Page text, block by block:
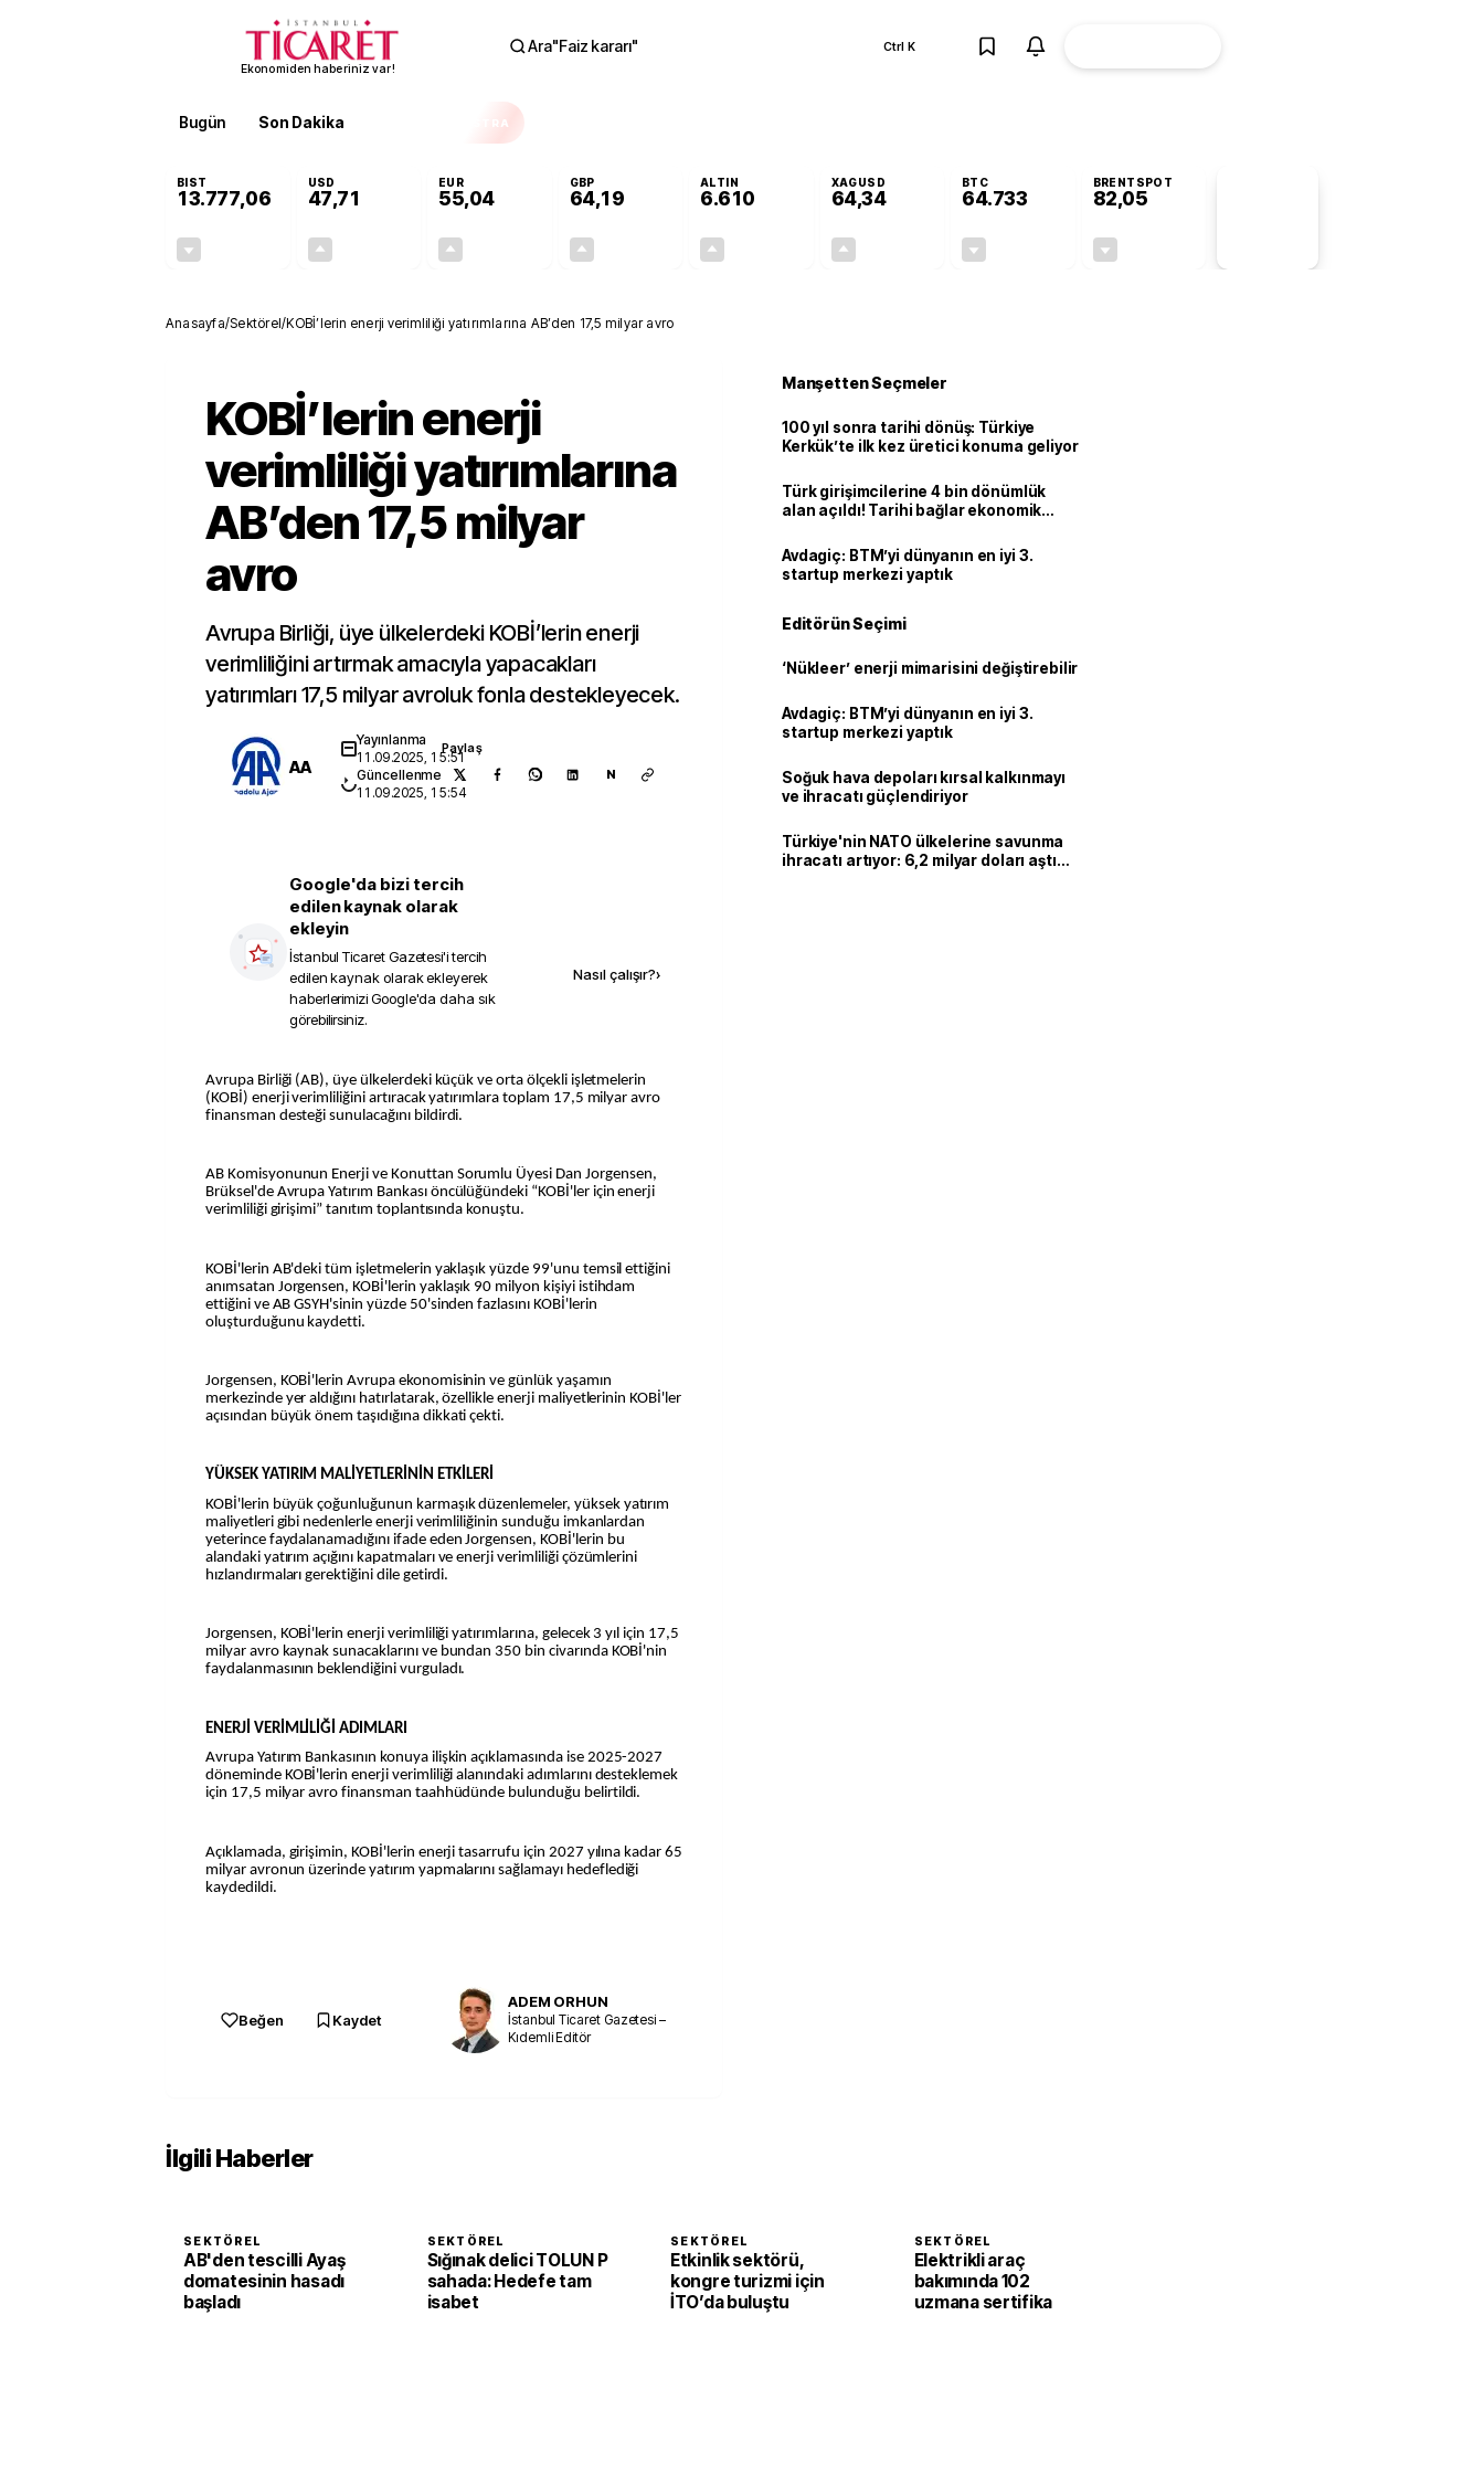
Ekonomiden haberiniz var!
Ara"Faiz kararı" Ctrl K
Bugün Son Dakika EKSTRA
BIST
13.777,06
USD
47,71
EUR
55,04
GBP
64,19
ALTIN
6.610
XAGUSD
64,34
BTC
64.733
BRENTSPOT
82,05
Anasayfa/Sektörel/KOBİ’lerin enerji verimliliği yatırımlarına AB’den 17,5 milyar avro
KOBİ’lerin enerji
verimliliği yatırımlarına
AB’den 17,5 milyar
avro
Avrupa Birliği, üye ülkelerdeki KOBİ’lerin enerji
verimliliğini artırmak amacıyla yapacakları
yatırımları 17,5 milyar avroluk fonla destekleyecek.
AA
Yayınlanma
11.09.2025, 15:51
Güncellenme
11.09.2025, 15:54
Paylaş
N
Google'da bizi tercih
edilen kaynak olarak
ekleyin
İstanbul Ticaret Gazetesi'i tercih
edilen kaynak olarak ekleyerek
haberlerimizi Google'da daha sık
görebilirsiniz.
Nasıl çalışır?›
Avrupa Birliği (AB), üye ülkelerdeki küçük ve orta ölçekli işletmelerin
(KOBİ) enerji verimliliğini artıracak yatırımlara toplam 17,5 milyar avro
finansman desteği sunulacağını bildirdi.
AB Komisyonunun Enerji ve Konuttan Sorumlu Üyesi Dan Jorgensen,
Brüksel'de Avrupa Yatırım Bankası öncülüğündeki “KOBİ'ler için enerji
verimliliği girişimi” tanıtım toplantısında konuştu.
KOBİ'lerin AB'deki tüm işletmelerin yaklaşık yüzde 99'unu temsil ettiğini
anımsatan Jorgensen, KOBİ'lerin yaklaşık 90 milyon kişiyi istihdam
ettiğini ve AB GSYH'sinin yüzde 50'sinden fazlasını KOBİ'lerin
oluşturduğunu kaydetti.
Jorgensen, KOBİ'lerin Avrupa ekonomisinin ve günlük yaşamın
merkezinde yer aldığını hatırlatarak, özellikle enerji maliyetlerinin KOBİ'ler
açısından büyük önem taşıdığına dikkati çekti.
YÜKSEK YATIRIM MALİYETLERİNİN ETKİLERİ
KOBİ'lerin büyük çoğunluğunun karmaşık düzenlemeler, yüksek yatırım
maliyetleri gibi nedenlerle enerji verimliliğinin sunduğu imkanlardan
yeterince faydalanamadığını ifade eden Jorgensen, KOBİ'lerin bu
alandaki yatırım açığını kapatmaları ve enerji verimliliği çözümlerini
hızlandırmaları gerektiğini dile getirdi.
Jorgensen, KOBİ'lerin enerji verimliliği yatırımlarına, gelecek 3 yıl için 17,5
milyar avro kaynak sunacaklarını ve bundan 350 bin civarında KOBİ'nin
faydalanmasının beklendiğini vurguladı.
ENERJİ VERİMLİLİĞİ ADIMLARI
Avrupa Yatırım Bankasının konuya ilişkin açıklamasında ise 2025-2027
döneminde KOBİ'lerin enerji verimliliği alanındaki adımlarını desteklemek
için 17,5 milyar avro finansman taahhüdünde bulunduğu belirtildi.
Açıklamada, girişimin, KOBİ'lerin enerji tasarrufu için 2027 yılına kadar 65
milyar avronun üzerinde yatırım yapmalarını sağlamayı hedeflediği
kaydedildi.
Beğen Kaydet
ADEM ORHUN
İstanbul Ticaret Gazetesi –
Kıdemli Editör
Manşetten Seçmeler
100 yıl sonra tarihi dönüş: Türkiye
Kerkük’te ilk kez üretici konuma geliyor
Türk girişimcilerine 4 bin dönümlük
alan açıldı! Tarihi bağlar ekonomik
Avdagiç: BTM’yi dünyanın en iyi 3.
startup merkezi yaptık
Editörün Seçimi
‘Nükleer’ enerji mimarisini değiştirebilir
Avdagiç: BTM’yi dünyanın en iyi 3.
startup merkezi yaptık
Soğuk hava depoları kırsal kalkınmayı
ve ihracatı güçlendiriyor
Türkiye'nin NATO ülkelerine savunma
ihracatı artıyor: 6,2 milyar doları aştı
İlgili Haberler
SEKTÖREL
AB'den tescilli Ayaş
domatesinin hasadı
başladı
SEKTÖREL
Sığınak delici TOLUN P
sahada: Hedefe tam
isabet
SEKTÖREL
Etkinlik sektörü,
kongre turizmi için
İTO’da buluştu
SEKTÖREL
Elektrikli araç
bakımında 102
uzmana sertifika